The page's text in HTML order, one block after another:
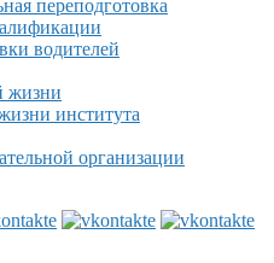
переподготовка
водителей
жизни
института
организации